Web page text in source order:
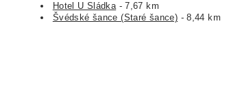
Hotel U Sládka- 7,67 km
Švédské šance (Staré šance) - 8,44 km